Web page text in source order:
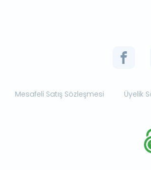
Mesafeli Satış Sözleşmesi Üyelik